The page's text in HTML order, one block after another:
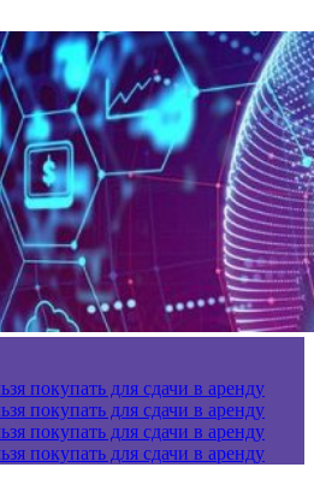
покупать для сдачи в аренду
покупать для сдачи в аренду
покупать для сдачи в аренду
покупать для сдачи в аренду